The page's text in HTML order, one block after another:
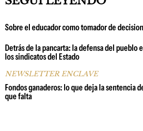
Sobre el educador como tomador de
Detrás de la pancarta: la defensa del pueblo
los sindicatos del Estado
NEWSLETTER ENCLAVE
Fondos ganaderos: lo que deja la sentencia
que falta